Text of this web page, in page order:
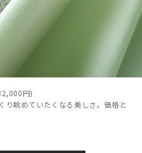
円)
り眺めていたくなる美しさ。価格と